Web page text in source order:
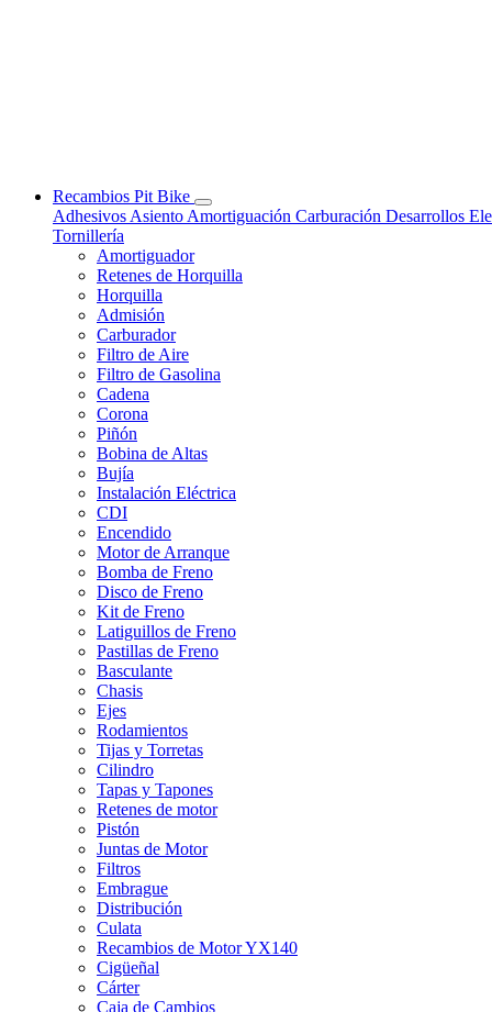
Recambios Pit Bike
Adhesivos Asiento Amortiguación Carburación Desarrollos
Tornillería
Amortiguador
Retenes de Horquilla
Horquilla
Admisión
Carburador
Filtro de Aire
Filtro de Gasolina
Cadena
Corona
Piñón
Bobina de Altas
Bujía
Instalación Eléctrica
CDI
Encendido
Motor de Arranque
Bomba de Freno
Disco de Freno
Kit de Freno
Latiguillos de Freno
Pastillas de Freno
Basculante
Chasis
Ejes
Rodamientos
Tijas y Torretas
Cilindro
Tapas y Tapones
Retenes de motor
Pistón
Juntas de Motor
Filtros
Embrague
Distribución
Culata
Recambios de Motor YX140
Cigüeñal
Cárter
Caja de Cambios